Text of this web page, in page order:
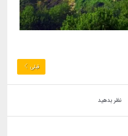
قبلی
نظر بدهید